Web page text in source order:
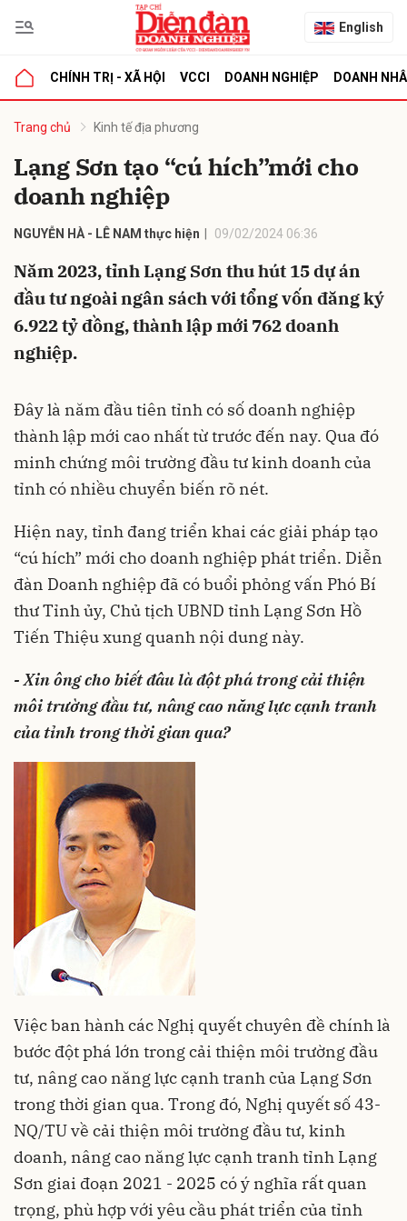
English
CHÍNH TRỊ - XÃ HỘI VCCI DOANH NGHIỆP DOANH
Trang chủ Kinh tế địa phương
Lạng Sơn tạo “cú hích”mới cho
doanh nghiệp
NGUYỄN HÀ - LÊ NAM thực hiện 09/02/2024 06:36
Năm 2023, tỉnh Lạng Sơn thu hút 15 dự án
đầu tư ngoài ngân sách với tổng vốn đăng ký
6.922 tỷ đồng, thành lập mới 762 doanh
nghiệp.
Đây là năm đầu tiên tỉnh có số doanh nghiệp
thành lập mới cao nhất từ trước đến nay. Qua đó
minh chứng môi trường đầu tư kinh doanh của
tỉnh có nhiều chuyển biến rõ nét.
Hiện nay, tỉnh đang triển khai các giải pháp tạo
“cú hích” mới cho doanh nghiệp phát triển. Diễn
đàn Doanh nghiệp đã có buổi phỏng vấn Phó Bí
thư Tỉnh ủy, Chủ tịch UBND tỉnh Lạng Sơn Hồ
Tiến Thiệu xung quanh nội dung này.
- Xin ông cho biết đâu là đột phá trong cải thiện
môi trường đầu tư, nâng cao năng lực cạnh tranh
của tỉnh trong thời gian qua?
Việc ban hành các Nghị quyết chuyên đề chính là
bước đột phá lớn trong cải thiện môi trường đầu
tư, nâng cao năng lực cạnh tranh của Lạng Sơn
trong thời gian qua. Trong đó, Nghị quyết số 43-
NQ/TU về cải thiện môi trường đầu tư, kinh
doanh, nâng cao năng lực cạnh tranh tỉnh Lạng
Sơn giai đoạn 2021 - 2025 có ý nghĩa rất quan
trọng, phù hợp với yêu cầu phát triển của tỉnh
luận
Hủy